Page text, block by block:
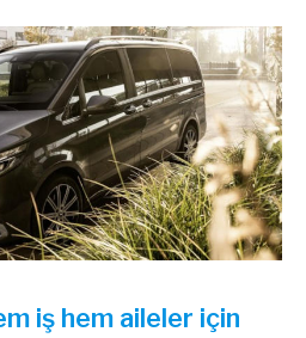
iş hem aileler için